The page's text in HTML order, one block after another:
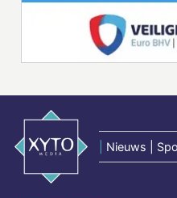
Nieuws |